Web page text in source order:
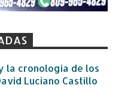
la cronología de los
Luciano Castillo